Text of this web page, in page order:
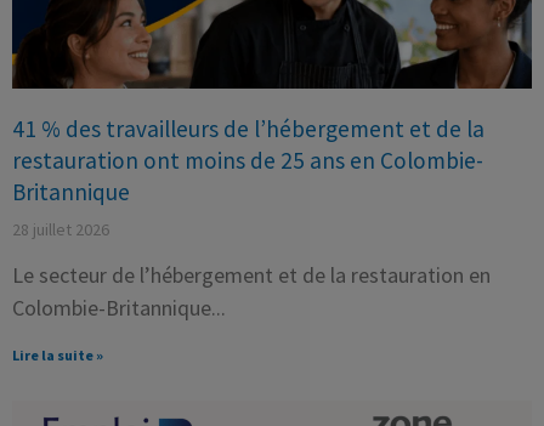
41 % des travailleurs de l’hébergement et de la
restauration ont moins de 25 ans en Colombie-
Britannique
28 juillet 2026
Le secteur de l’hébergement et de la restauration en
Colombie-Britannique
Lire la suite »